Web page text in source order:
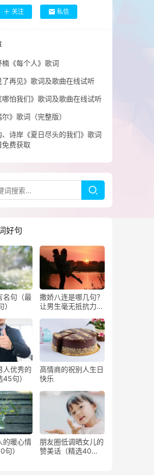
关注 私信
楠《每个人》歌词
了再见》歌词及歌曲在线试听
哪怕我们》歌词及歌曲在线试听
》歌词（完整版）
诗岸《夏日尽头的我们》歌词
免费获取
好句
名句（最
撒娇八连是哪几句？
让男生毫无抵抗力撒
人优秀的
句）
高情商的祝别人生日
快乐
的暖心情
句）
朋友圈低调晒女儿的
赞美话（精选40